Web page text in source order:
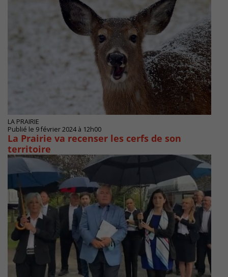
LA PRAIRIE
Publié le 9 février 2024 à 12h00
La Prairie va recenser les cerfs de son
territoire